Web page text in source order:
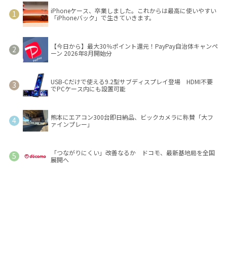
iPhoneケース、卒業しました。これからは最高に使いやすい
「iPhoneバック」で生きていきます。
【今日から】最大30％ポイント還元！PayPay自治体キャンペ
ーン 2026年8月開始分
USB-Cだけで使える9.2型サブディスプレイ登場 HDMI不要
でPCケース内にも設置可能
熊本にエアコン300台即日納品、ビックカメラに称賛「大フ
ァインプレー」
「つながりにくい」改善なるか ドコモ、最新基地局を全国
展開へ